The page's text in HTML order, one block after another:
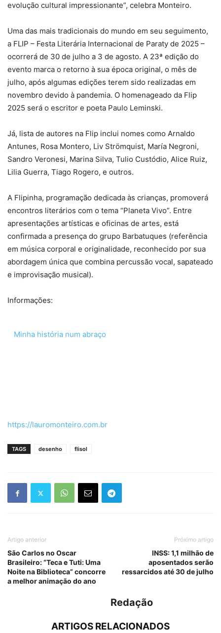
evolução cultural impressionante”, celebra Monteiro.
Uma das mais tradicionais do mundo em seu seguimento,
a FLIP – Festa Literária Internacional de Paraty de 2025 –
ocorrerá de 30 de julho a 3 de agosto. A 23ª edição do
evento marca o retorno à sua época original, o mês de
julho, após algumas edições terem sido realizadas em
novembro devido à pandemia. O homenageado da Flip
2025 será o escritor e poeta Paulo Leminski.
Já, lista de autores na Flip inclui nomes como Arnaldo
Antunes, Rosa Montero, Liv Strömquist, María Negroni,
Sandro Veronesi, Marina Silva, Tulio Custódio, Alice Ruiz,
Lilia Guerra, Tiago Rogero, e outros.
A Flipinha, programação dedicada às crianças, promoverá
encontros literários com o tema “Planeta Vivo”. Entre
apresentações artísticas e oficinas de artes, está
confirmada a presença do grupo Barbatuques (referência
em música corporal e originalidade, reconhecido por sua
abordagem única que combina percussão vocal, sapateado
e improvisação musical).
Informações:
Minha história num abraço
https://lauromonteiro.com.br
TAGS desenho flisol
Artigo anterior
São Carlos no Oscar
Brasileiro: “Teca e Tuti: Uma
Noite na Biblioteca” concorre
a melhor animação do ano
Próximo artigo
INSS: 1,1 milhão de
aposentados serão
ressarcidos até 30 de julho
Redação
ARTIGOS RELACIONADOS